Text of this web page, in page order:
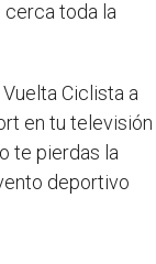
toda la
Ciclista a
en tu televisión
te pierdas la
deportivo